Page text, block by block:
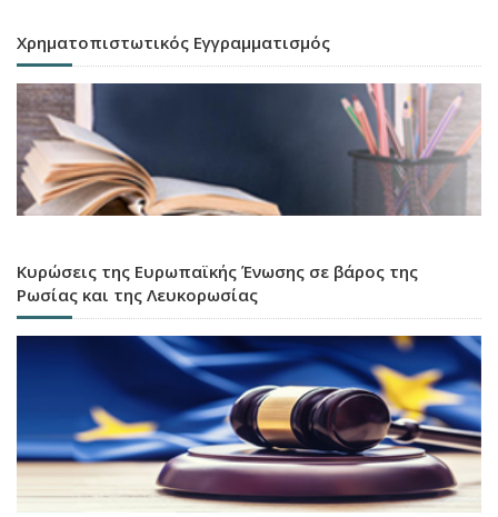
Χρηματοπιστωτικός Εγγραμματισμός
Κυρώσεις της Ευρωπαϊκής Ένωσης σε βάρος της
Ρωσίας και της Λευκορωσίας